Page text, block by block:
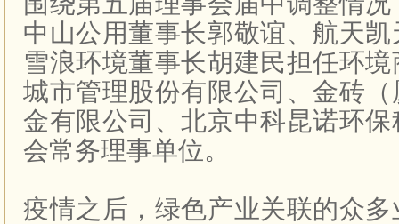
中山公用董事长郭敬谊、航天
雪浪环境董事长胡建民担任环
城市管理股份有限公司、金砖
金有限公司、北京中科昆诺环
会常务理事单位。
疫情之后，绿色产业关联的众